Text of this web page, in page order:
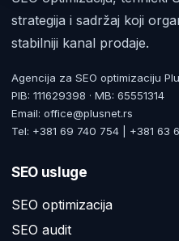
strategija i sadržaj koji
stabilniji kanal prodaje.
Agencija za SEO optimizaciju
PIB: 111629398 · MB: 65551314
Email: office@plusnet.rs
Tel: +381 69 740 754 | +381 63
SEO usluge
SEO optimizacija
SEO audit